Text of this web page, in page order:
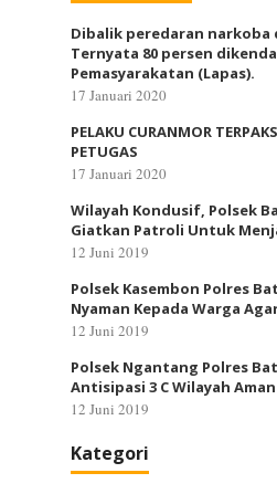
Dibalik peredaran narkoba
Ternyata 80 persen
Pemasyarakatan (Lapas).
17 Januari 2020
PELAKU CURANMOR
PETUGAS
17 Januari 2020
Wilayah Kondusif, Polsek
Giatkan Patroli Untuk
12 Juni 2019
Polsek Kasembon Polres
Nyaman Kepada Warga
12 Juni 2019
Polsek Ngantang Polres
Antisipasi 3 C Wilayah
12 Juni 2019
Kategori